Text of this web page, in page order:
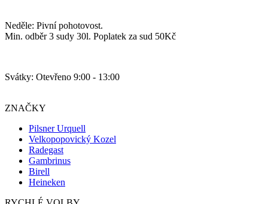
Neděle: Pivní pohotovost.
Min. odběr 3 sudy 30l. Poplatek za sud 50Kč
Svátky: Otevřeno 9:00 - 13:00
ZNAČKY
Pilsner Urquell
Velkopopovický Kozel
Radegast
Gambrinus
Birell
Heineken